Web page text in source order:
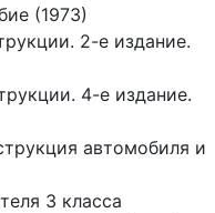
(1973)
2-е издание.
4-е издание.
автомобиля и
3 класса